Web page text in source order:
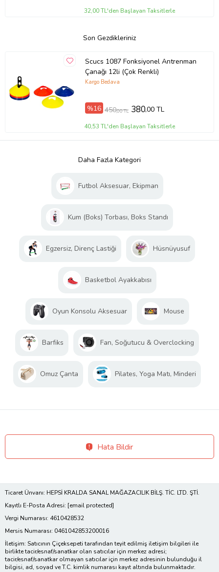
32,00 TL'den Başlayan Taksitlerle
Son Gezdikleriniz
Scucs 1087 Fonksiyonel Antrenman
Çanağı 12li (Çok Renkli)
Kargo Bedava
%16 450,00 TL 380,00 TL
40,53 TL'den Başlayan Taksitlerle
Daha Fazla Kategori
Futbol Aksesuar, Ekipman
Kum (Boks) Torbası, Boks Standı
Egzersiz, Direnç Lastiği Hüsnüyusuf
Basketbol Ayakkabısı
Oyun Konsolu Aksesuar Mouse
Barfiks Fan, Soğutucu & Overclocking
Omuz Çanta Pilates, Yoga Matı, Minderi
Hata Bildir
Ticaret Ünvanı: HEPSİ KRALDA SANAL MAĞAZACILIK BİLŞ. TİC. LTD. ŞTİ.
Kayıtlı E-Posta Adresi: [email protected]
Vergi Numarası: 4610428532
Mersis Numarası: 0461042853200016
İletişim: Satıcının Çiçeksepeti tarafından teyit edilmiş iletişim bilgileri ile
birlikte tacir/esnaf/sanatkar olan satıcılar için merkez adresi;
tacir/esnaf/sanatkar olmayan satıcılar için merkez adresinin bulunduğu il
bilgisi, ad, soyad ve T.C. kimlik numarası kayıt altında bulunmaktadır.